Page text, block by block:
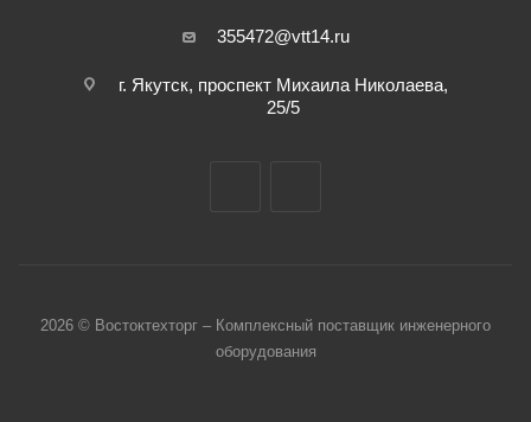
355472@vtt14.ru
г. Якутск, проспект Михаила Николаева,
25/5
2026 © Востоктехторг – Комплексный поставщик инженерного
оборудования